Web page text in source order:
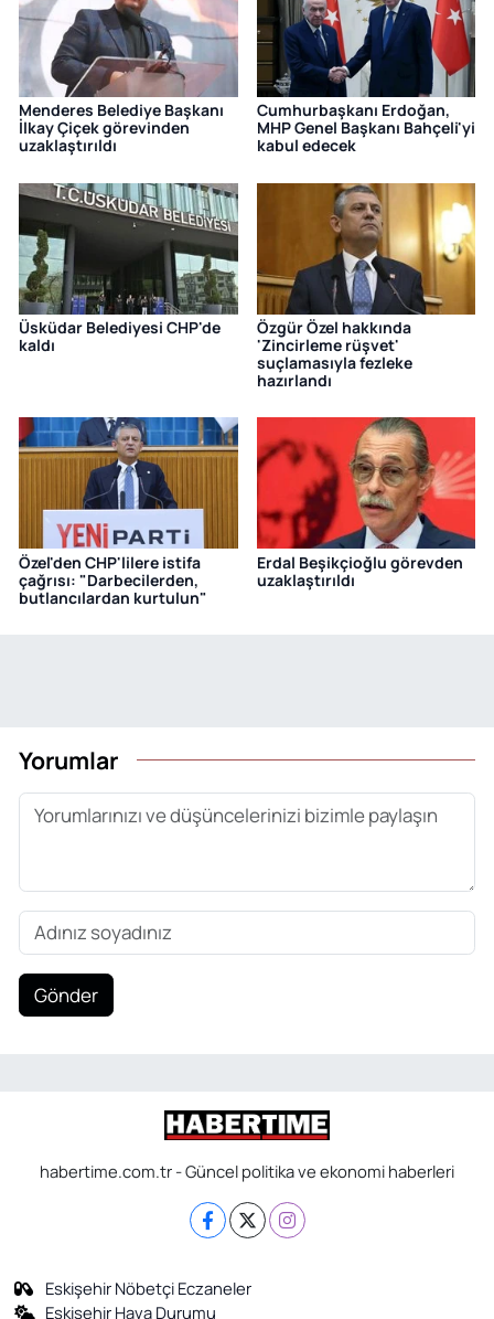
Menderes Belediye Başkanı
İlkay Çiçek görevinden
uzaklaştırıldı
Cumhurbaşkanı Erdoğan,
MHP Genel Başkanı Bahçeli'yi
kabul edecek
Üsküdar Belediyesi CHP'de
kaldı
Özgür Özel hakkında
'Zincirleme rüşvet'
suçlamasıyla fezleke
hazırlandı
Özel'den CHP'lilere istifa
çağrısı: "Darbecilerden,
butlancılardan kurtulun"
Erdal Beşikçioğlu görevden
uzaklaştırıldı
Yorumlar
Gönder
habertime.com.tr - Güncel politika ve ekonomi haberleri
Eskişehir Nöbetçi Eczaneler
Eskişehir Hava Durumu